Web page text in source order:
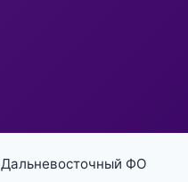
Дальневосточный ФО